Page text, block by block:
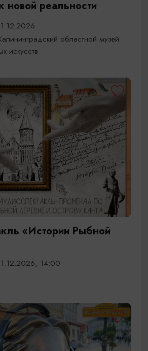
новой реальности
областной музей
искусств
«Истории Рыбной
14:00